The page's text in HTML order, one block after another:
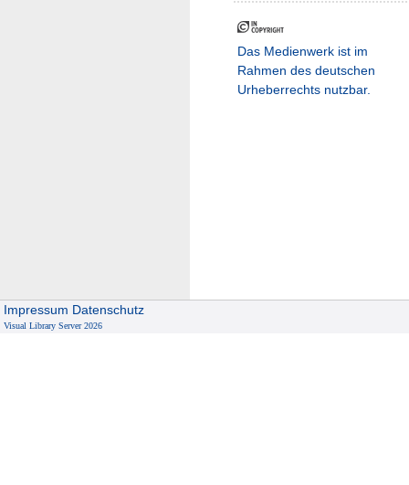
Das Medienwerk ist im
Rahmen des deutschen
Urheberrechts nutzbar.
Impressum Datenschutz
Visual Library Server 2026